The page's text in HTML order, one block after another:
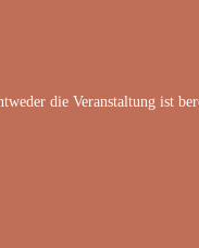
die Veranstaltung ist